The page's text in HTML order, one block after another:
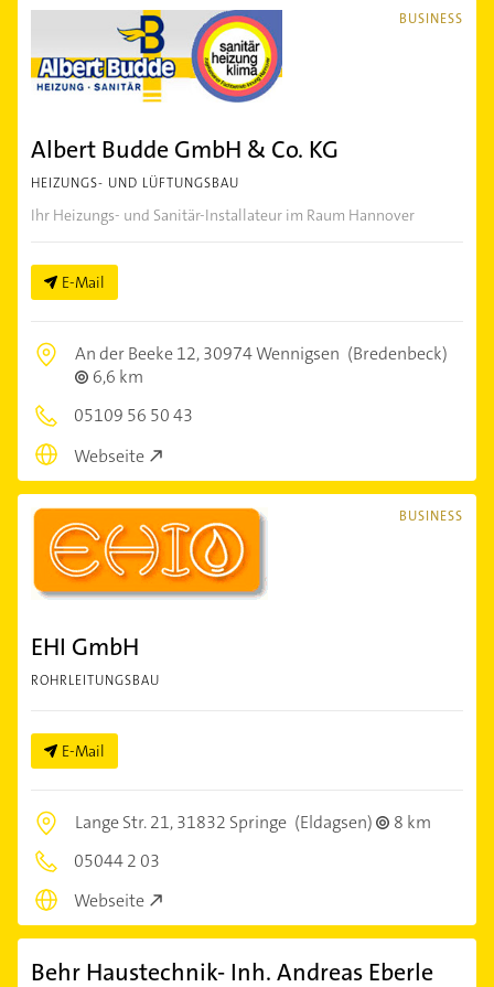
BUSINESS
Albert Budde GmbH & Co. KG
HEIZUNGS- UND LÜFTUNGSBAU
Ihr Heizungs- und Sanitär-Installateur im Raum Hannover
E-Mail
An der Beeke 12,30974 Wennigsen (Bredenbeck)
6,6 km
05109 56 50 43
Webseite
BUSINESS
EHI GmbH
ROHRLEITUNGSBAU
E-Mail
Lange Str. 21,31832 Springe (Eldagsen)
8 km
05044 2 03
Webseite
Behr Haustechnik- Inh. Andreas Eberle